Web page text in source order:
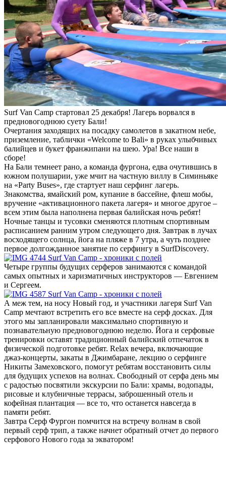
Surf Van Camp стартовал 25 декабря! Лагерь ворвался в
предновогоднюю суету Бали!
Очертания заходящих на посадку самолетов в закатном небе,
приземление, таблички «Welcome to Bali» в руках улыбчивых
балийцев и букет франжипани на шею. Ура! Все наши в
сборе!
На Бали темнеет рано, а команда фургона, едва очутившись в
южном полушарии, уже мчит на частную виллу в Симиньяке
на «Party Buses», где стартует наш серфинг лагерь.
Знакомства, ямайский ром, купание в бассейне, флеш мобы,
вручение «активационного пакета лагеря» и многое другое –
всем этим была наполнена первая балийская ночь ребят!
Ночные танцы и тусовки сменяются плотным спортивным
расписанием ранним утром следующего дня. Завтрак в лучах
восходящего солнца, йога на пляже в 7 утра, а чуть позднее
первое долгожданное занятие по серфингу в SurfDiscovery.
Четыре группы будущих серферов занимаются с командой
самых опытных и харизматичных инструкторов — Евгением
и Сергеем.
А меж тем, на носу Новый год, и участники лагеря Surf Van
Camp мечтают встретить его все вместе на серф досках. Для
этого мы запланировали максимально спортивную и
познавательную предновогоднюю неделю. Йога и серфовые
тренировки оставят традиционный балийский отпечаток в
физической подготовке ребят. Relax вечера, включающие
джаз-концерты, закаты в Джимбаране, лекцию о серфинге
Никиты Замеховского, помогут ребятам восстановить силы
для будущих успехов на волнах. Свободный от серфа день мы
с радостью посвятили экскурсии по Бали: храмы, водопады,
рисовые и клубничные террасы, заброшенный отель и
кофейная плантация — все то, что останется навсегда в
памяти ребят.
Завтра Серф Фургон помчится на встречу волнам в свой
первый серф трип, а также начнет обратный отчет до первого
серфового Нового года за экватором!